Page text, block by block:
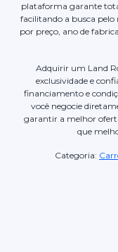
plataforma garante
facilitando a busca
por preço, ano de
Adquirir um Land
exclusividade e
financiamento e
você negocie
garantir a melhor
que
Categoria: